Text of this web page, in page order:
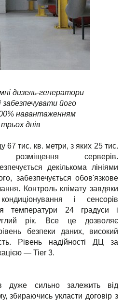
дизель-генератори
його
навантаженням
днів
67 тис. кв. метри, з яких 25 тис.
серверів.
декількома лініями
забезпечується обов'язкове
Контроль клімату завдяки
і сенсорів
температури 24 градуси і
рік. Все це дозволяє
безпеки даних, високий
Рівень надійності ДЦ за
— Tier 3.
дуже сильно залежить від
збираючись укласти договір з